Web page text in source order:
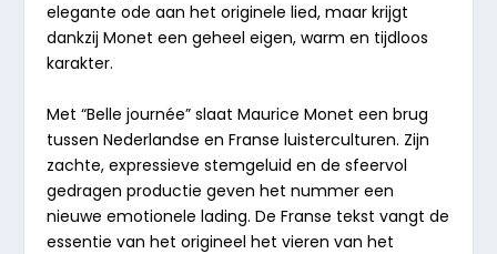
elegante ode aan het originele lied, maar krijgt
dankzij Monet een geheel eigen, warm en tijdloos
karakter.
Met“Belle journée”slaat Maurice Monet een brug
tussen Nederlandse en Franse luisterculturen. Zijn
zachte, expressieve stemgeluid en de sfeervol
gedragen productie geven het nummer een
nieuwe emotionele lading. De Franse tekst vangt de
essentie van het origineel het vieren van het